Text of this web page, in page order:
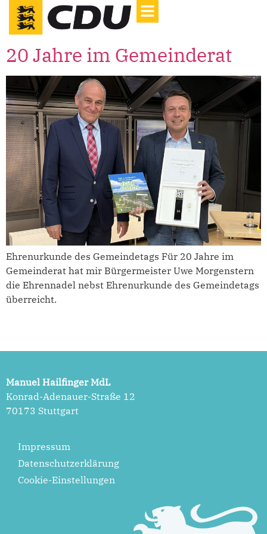
20 Jahre im Gemeinderat
Ehrenurkunde des Gemeindetags Für 20 Jahre im
Gemeinderat hat mir Bürgermeister Uwe Morgenstern
die Ehrennadel nebst Ehrenurkunde des Gemeindetags
überreicht.
Manuel Hailfinger MdL
Konrad-Adenauer-Straße 12
70173 Stuttgart
Impressum
Datenschutzerklärung
Cookie-Einstellungen